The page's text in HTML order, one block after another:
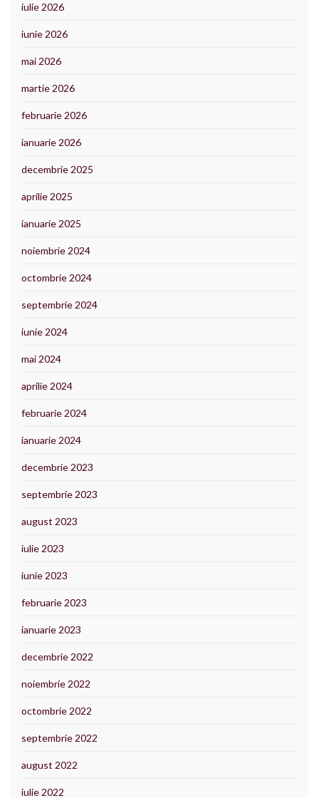
iulie 2026
iunie 2026
mai 2026
martie 2026
februarie 2026
ianuarie 2026
decembrie 2025
aprilie 2025
ianuarie 2025
noiembrie 2024
octombrie 2024
septembrie 2024
iunie 2024
mai 2024
aprilie 2024
februarie 2024
ianuarie 2024
decembrie 2023
septembrie 2023
august 2023
iulie 2023
iunie 2023
februarie 2023
ianuarie 2023
decembrie 2022
noiembrie 2022
octombrie 2022
septembrie 2022
august 2022
iulie 2022